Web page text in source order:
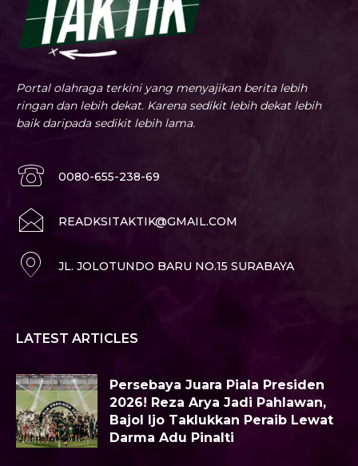
Portal olahraga terkini yang menyajikan berita lebih
ringan dan lebih dekat. Karena sedikit lebih dekat lebih
baik daripada sedikit lebih lama.
0080-655-238-69
READKSITAKTIK@GMAIL.COM
JL. JOLOTUNDO BARU NO.15 SURABAYA
LATEST ARTICLES
Persebaya Juara Piala Presiden
2026! Reza Arya Jadi Pahlawan,
Bajol Ijo Taklukkan Peraib Lewat
Darma Adu Pinalti